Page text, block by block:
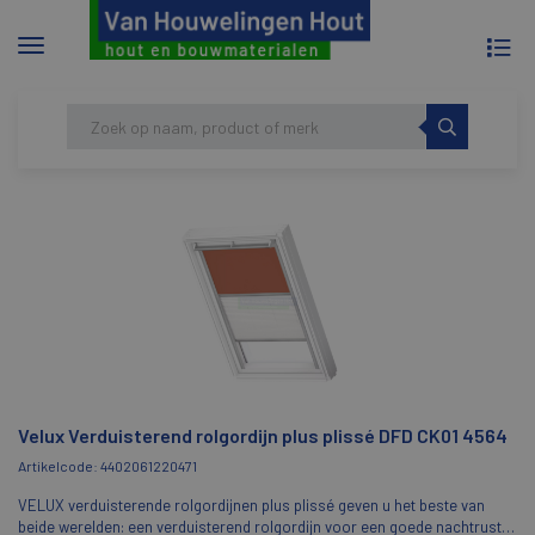
Menu
Velux Verduisterend rolgordijn plus plissé DFD CK01 4564
Artikelcode: 4402061220471
VELUX verduisterende rolgordijnen plus plissé geven u het beste van
beide werelden: een verduisterend rolgordijn voor een goede nachtrust